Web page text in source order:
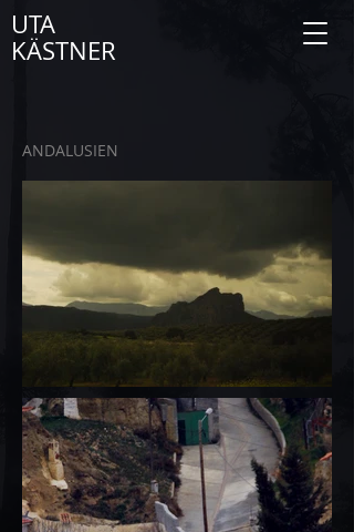
UTA
KÄSTNER
ANDALUSIEN